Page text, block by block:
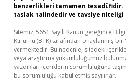
benzerlikleri tamamen
taslak halindedir ve tavsiye niteliği
Sitemiz, 5651 Sayılı Kanun gereğince
Kurumu (BTK) tarafından onaylanmış bir
vermektedir. Bu nedenle, sitedeki
veya araştırma yükümlülüğümüz
yazdıkları içeriklerin sorumluluğunu
bu sorumluluğu kabul etmiş sayılırlar.